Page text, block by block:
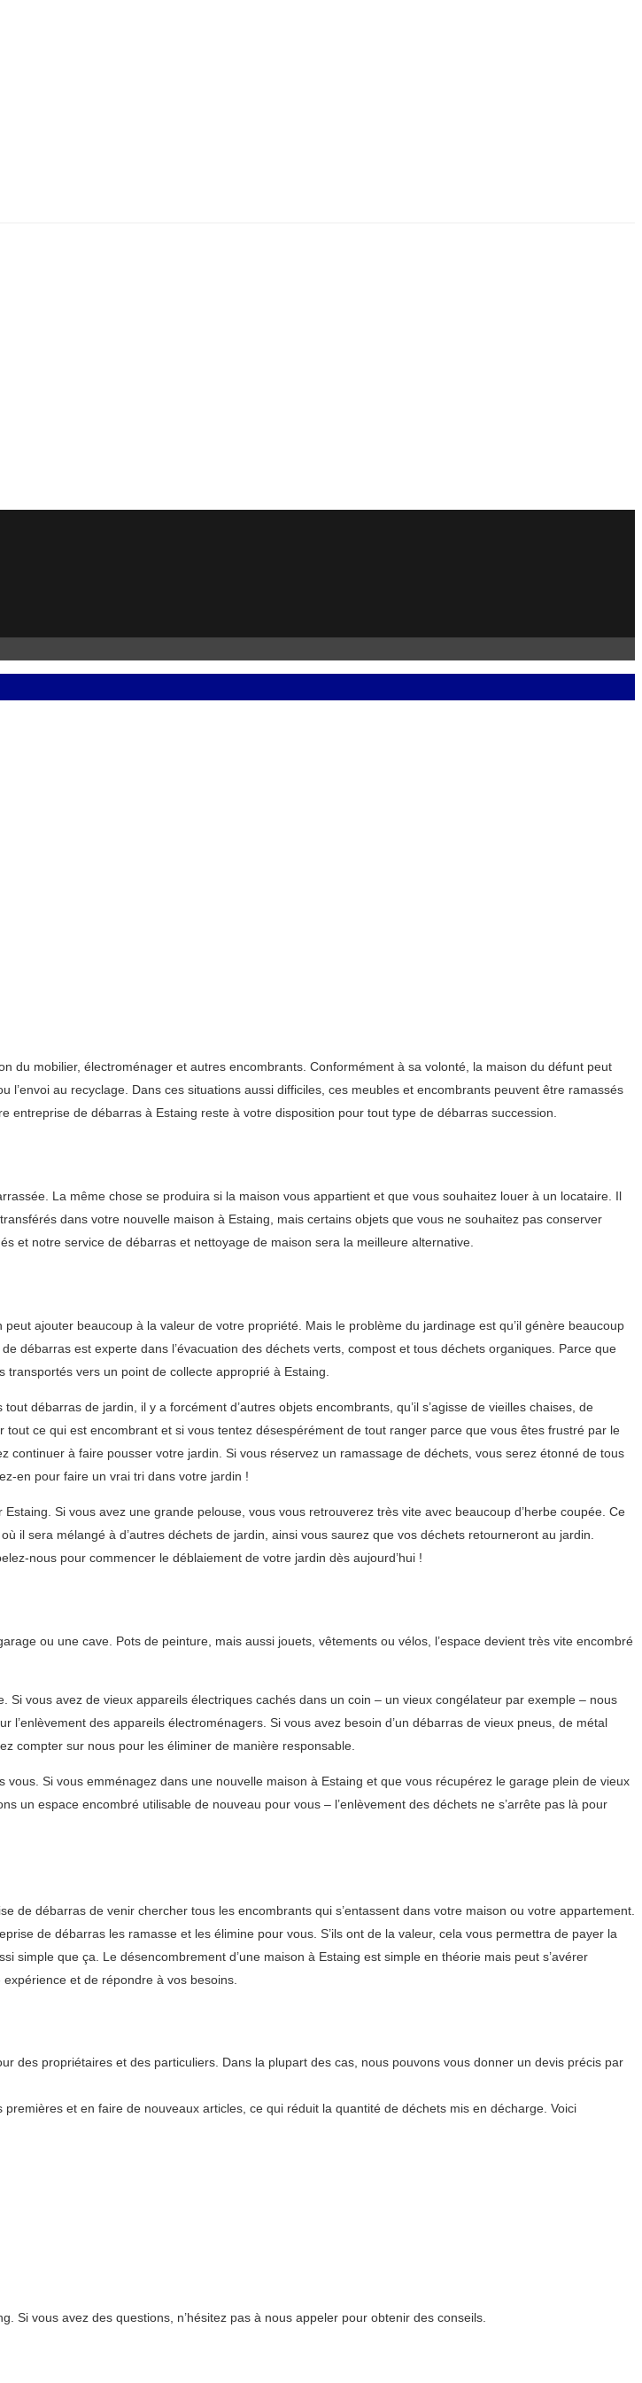
du mobilier, électroménager et autres encombrants. Conformément à sa volonté, la maison du défunt peut
au recyclage. Dans ces situations aussi difficiles, ces meubles et encombrants peuvent être ramassés
de débarras à Estaing reste à votre disposition pour tout type de débarras succession.
La même chose se produira si la maison vous appartient et que vous souhaitez louer à un locataire. Il
dans votre nouvelle maison à Estaing, mais certains objets que vous ne souhaitez pas conserver
et notre service de débarras et nettoyage de maison sera la meilleure alternative.
ajouter beaucoup à la valeur de votre propriété. Mais le problème du jardinage est qu’il génère beaucoup
débarras est experte dans l’évacuation des déchets verts, compost et tous déchets organiques. Parce que
vers un point de collecte approprié à Estaing.
débarras de jardin, il y a forcément d’autres objets encombrants, qu’il s’agisse de vieilles chaises, de
ce qui est encombrant et si vous tentez désespérément de tout ranger parce que vous êtes frustré par le
à faire pousser votre jardin. Si vous réservez un ramassage de déchets, vous serez étonné de tous
en pour faire un vrai tri dans votre jardin !
Si vous avez une grande pelouse, vous vous retrouverez très vite avec beaucoup d’herbe coupée. Ce
il sera mélangé à d’autres déchets de jardin, ainsi vous saurez que vos déchets retourneront au jardin.
nous pour commencer le déblaiement de votre jardin dès aujourd’hui !
ou une cave. Pots de peinture, mais aussi jouets, vêtements ou vélos, l’espace devient très vite encombré
vous avez de vieux appareils électriques cachés dans un coin – un vieux congélateur par exemple – nous
des appareils électroménagers. Si vous avez besoin d’un débarras de vieux pneus, de métal
compter sur nous pour les éliminer de manière responsable.
Si vous emménagez dans une nouvelle maison à Estaing et que vous récupérez le garage plein de vieux
un espace encombré utilisable de nouveau pour vous – l’enlèvement des déchets ne s’arrête pas là pour
débarras de venir chercher tous les encombrants qui s’entassent dans votre maison ou votre appartement.
de débarras les ramasse et les élimine pour vous. S’ils ont de la valeur, cela vous permettra de payer la
simple que ça. Le désencombrement d’une maison à Estaing est simple en théorie mais peut s’avérer
et de répondre à vos besoins.
des propriétaires et des particuliers. Dans la plupart des cas, nous pouvons vous donner un devis précis par
et en faire de nouveaux articles, ce qui réduit la quantité de déchets mis en décharge. Voici
Si vous avez des questions, n’hésitez pas à nous appeler pour obtenir des conseils.